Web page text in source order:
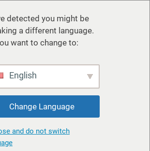
detected you might be
a different language.
want to change to:
English
Change Language
and do not switch